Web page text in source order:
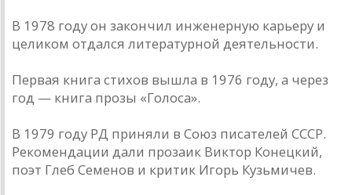
В 1978 году он закончил инженерную карьеру и
целиком отдался литературной деятельности.
Первая книга стихов вышла в 1976 году, а через
год — книга прозы «Голоса».
В 1979 году РД приняли в Союз писателей СССР.
Рекомендации дали прозаик Виктор Конецкий,
поэт Глеб Семенов и критик Игорь Кузьмичев.